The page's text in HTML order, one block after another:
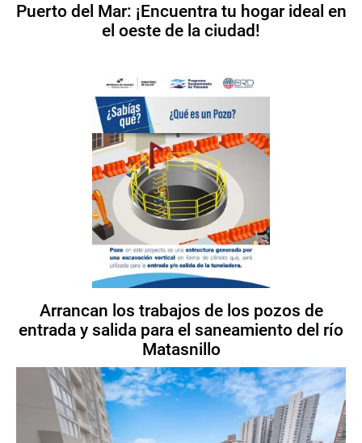
Puerto del Mar: ¡Encuentra tu hogar ideal en
el oeste de la ciudad!
Arrancan los trabajos de los pozos de
entrada y salida para el saneamiento del río
Matasnillo